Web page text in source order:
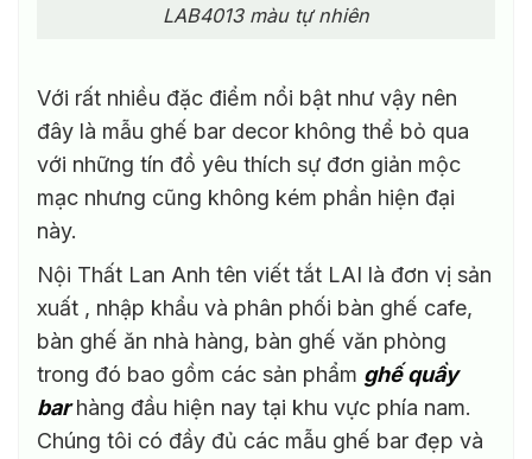
LAB4013 màu tự nhiên
Với rất nhiều đặc điểm nổi bật như vậy nên
đây là mẫu ghế bar decor không thể bỏ qua
với những tín đồ yêu thích sự đơn giản mộc
mạc nhưng cũng không kém phần hiện đại
này.
Nội Thất Lan Anh tên viết tắt LAI là đơn vị sản
xuất , nhập khẩu và phân phối bàn ghế cafe,
bàn ghế ăn nhà hàng, bàn ghế văn phòng
trong đó bao gồm các sản phẩm ghế quầy
barhàng đầu hiện nay tại khu vực phía nam.
Chúng tôi có đầy đủ các mẫu ghế bar đẹp và